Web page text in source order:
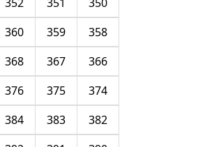
358
359
360
366
367
368
374
375
376
382
383
384